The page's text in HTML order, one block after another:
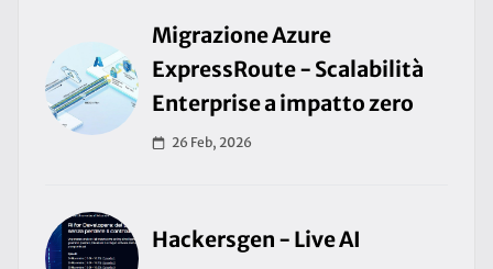
Migrazione Azure
ExpressRoute - Scalabilità
Enterprise a impatto zero
26 Feb, 2026
Hackersgen - Live AI